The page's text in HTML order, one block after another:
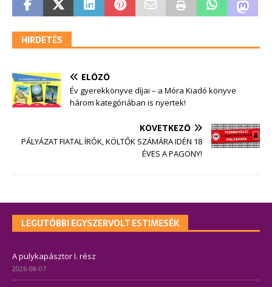
HIRDETÉS
ELŐZŐ
Év gyerekkönyve díjai – a Móra Kiadó könyve
három kategóriában is nyertek!
KÖVETKEZŐ
PÁLYÁZAT FIATAL ÍRÓK, KÖLTŐK SZÁMÁRA IDÉN 18
ÉVES A PAGONY!
LEGUTÓBBI EGYSZERVOLT ESTIMESÉK
A pulykapásztor I. rész
2026-08-07